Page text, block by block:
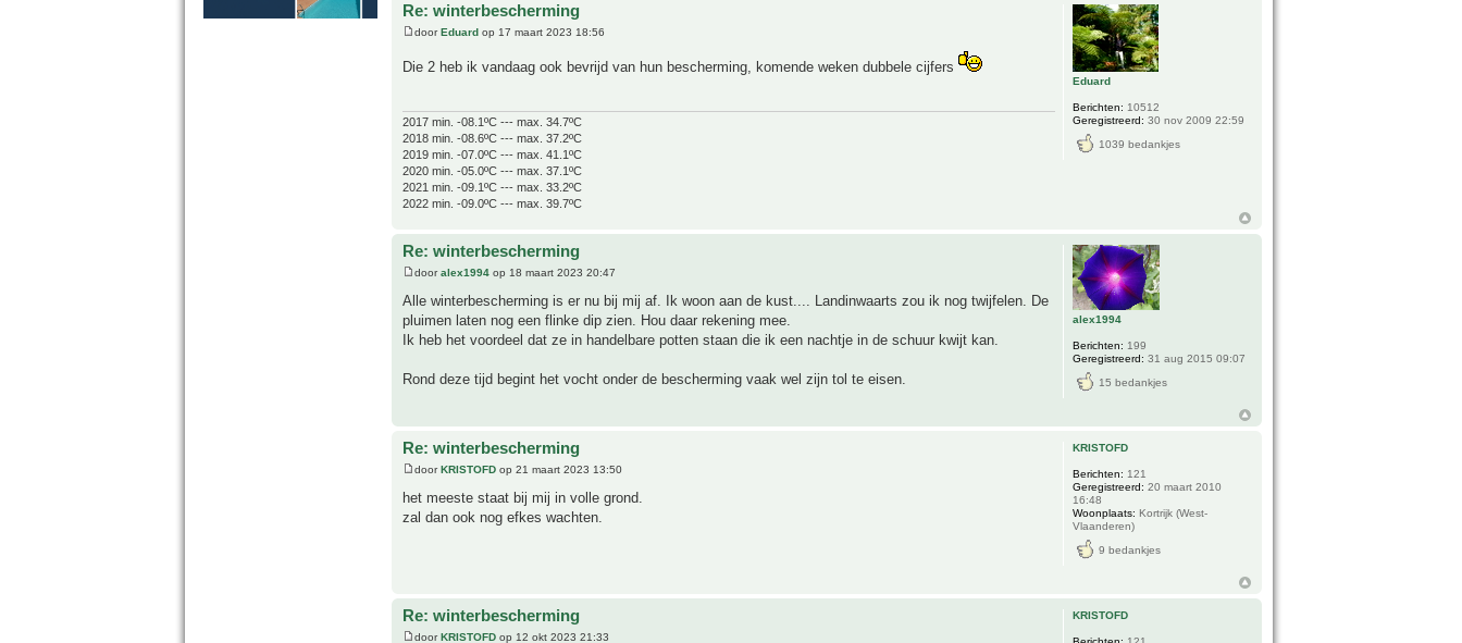
Re: winterbescherming
doorEduard op 17 maart 2023 18:56
Die 2 heb ik vandaag ook bevrijd van hun bescherming, komende weken dubbele cijfers
2017 min. -08.1ºC --- max. 34.7ºC
2018 min. -08.6ºC --- max. 37.2ºC
2019 min. -07.0ºC --- max. 41.1ºC
2020 min. -05.0ºC --- max. 37.1ºC
2021 min. -09.1ºC --- max. 33.2ºC
2022 min. -09.0ºC --- max. 39.7ºC
Eduard
Berichten: 10512
Geregistreerd: 30 nov 2009 22:59
1039 bedankjes
Re: winterbescherming
dooralex1994 op 18 maart 2023 20:47
Alle winterbescherming is er nu bij mij af. Ik woon aan de kust.... Landinwaarts zou ik nog twijfelen. De
pluimen laten nog een flinke dip zien. Hou daar rekening mee.
Ik heb het voordeel dat ze in handelbare potten staan die ik een nachtje in de schuur kwijt kan.
Rond deze tijd begint het vocht onder de bescherming vaak wel zijn tol te eisen.
alex1994
Berichten: 199
Geregistreerd: 31 aug 2015 09:07
15 bedankjes
Re: winterbescherming
doorKRISTOFD op 21 maart 2023 13:50
het meeste staat bij mij in volle grond.
zal dan ook nog efkes wachten.
KRISTOFD
Berichten: 121
Geregistreerd: 20 maart 2010
16:48
Woonplaats: Kortrijk (West-
Vlaanderen)
9 bedankjes
Re: winterbescherming
doorKRISTOFD op 12 okt 2023 21:33
KRISTOFD